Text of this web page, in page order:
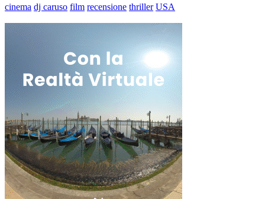
cinema dj caruso film recensione thriller USA